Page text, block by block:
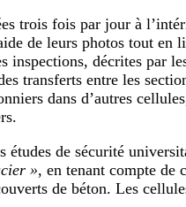
trois fois par jour à
de leurs photos tout en
inspections, décrites par
transferts entre les
dans d’autres
études de sécurité
», en tenant compte de
de béton. Les